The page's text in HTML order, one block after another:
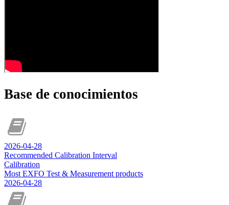
Base de conocimientos
2026-04-28
Recommended Calibration Interval
Calibration
Most EXFO Test & Measurement products
2026-04-28